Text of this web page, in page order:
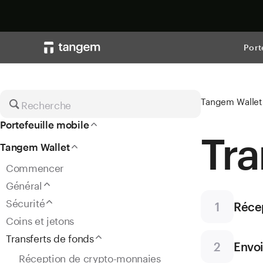
Recherche
Portefeuille mobile
Général
Sécurité
Utilisation du portefeuille mobile
Tangem Wallet
Commencer
Général
A propos du portefeuille
Différences de version
Tangem Ring
Sécurité
Tout sur les Seed Phrases
Tout sur le code d'accès
Coins et jetons
Transferts de fonds
Réception de crypto-monnaies
Tangem Wallet
1
2